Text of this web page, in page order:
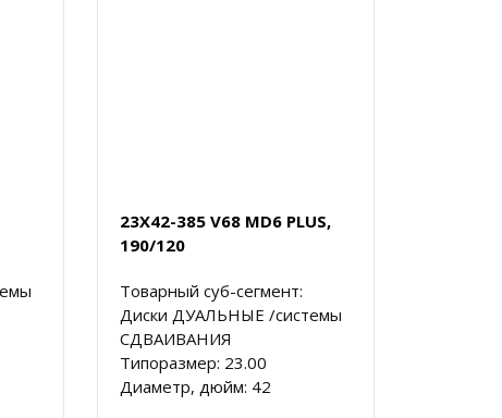
23X42-385 V68 MD6 PLUS,
190/120
Товарный суб-сегмент:
Диски ДУАЛЬНЫЕ /системы
СДВАИВАНИЯ
Типоразмер: 23.00
Диаметр, дюйм: 42